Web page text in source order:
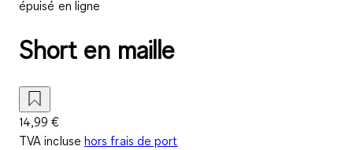
épuisé en ligne
Short en maille
14,99 €
TVA incluse hors frais de port